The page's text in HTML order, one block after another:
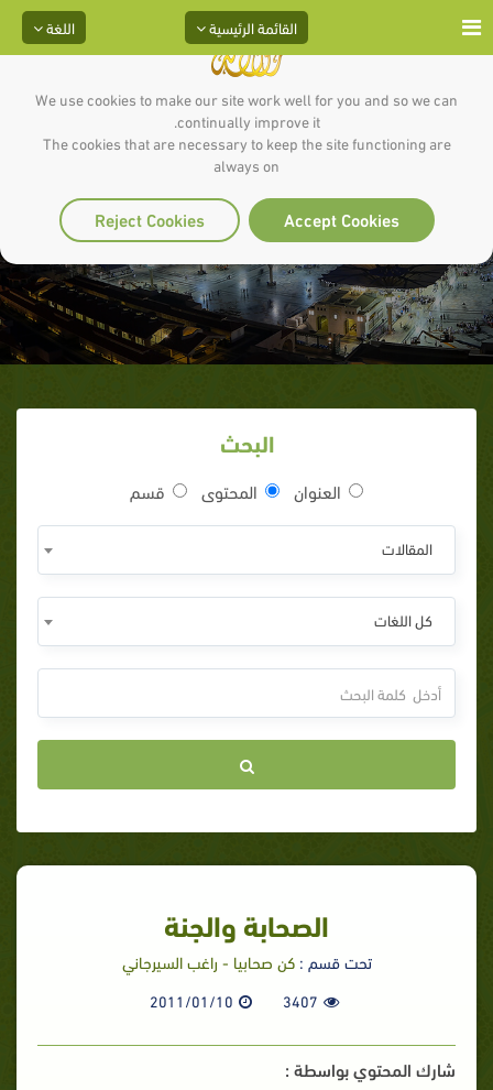
We use cookies to make our site work well for you and so we can
continually improve it.
The cookies that are necessary to keep the site functioning are
always on
Accept Cookies
Reject Cookies
اللغة القائمة الرئيسية
الصحابة والجنة
البحث
العنوان المحتوى قسم
المقالات
كل اللغات
الصحابة والجنة
تحت قسم :كن صحابيا - راغب السيرجاني
3407
2011/01/10
شارك المحتوي بواسطة :